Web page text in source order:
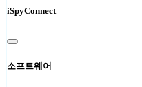
iSpyConnect
소프트웨어